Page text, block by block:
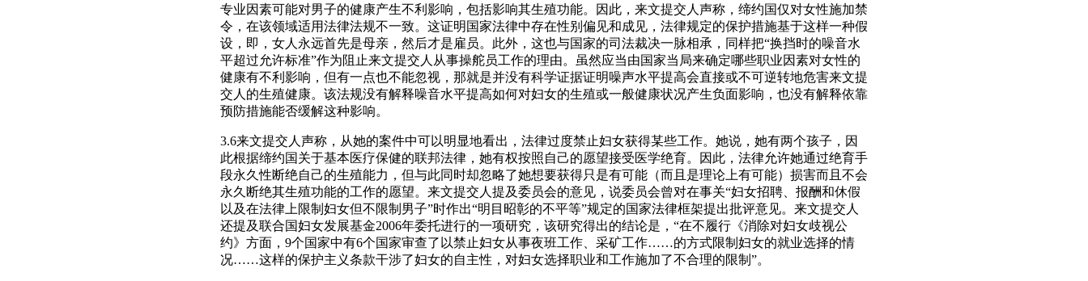
专业因素可能对男子的健康产生不利影响，包括影响其生殖功能。因此，来文提交人声称，缔约国仅对女性施加禁
令，在该领域适用法律法规不一致。这证明国家法律中存在性别偏见和成见，法律规定的保护措施基于这样一种假
设，即，女人永远首先是母亲，然后才是雇员。此外，这也与国家的司法裁决一脉相承，同样把“换挡时的噪音水
平超过允许标准”作为阻止来文提交人从事操舵员工作的理由。虽然应当由国家当局来确定哪些职业因素对女性的
健康有不利影响，但有一点也不能忽视，那就是并没有科学证据证明噪声水平提高会直接或不可逆转地危害来文提
交人的生殖健康。该法规没有解释噪音水平提高如何对妇女的生殖或一般健康状况产生负面影响，也没有解释依靠
预防措施能否缓解这种影响。
3.6来文提交人声称，从她的案件中可以明显地看出，法律过度禁止妇女获得某些工作。她说，她有两个孩子，因
此根据缔约国关于基本医疗保健的联邦法律，她有权按照自己的愿望接受医学绝育。因此，法律允许她通过绝育手
段永久性断绝自己的生殖能力，但与此同时却忽略了她想要获得只是有可能（而且是理论上有可能）损害而且不会
永久断绝其生殖功能的工作的愿望。来文提交人提及委员会的意见，说委员会曾对在事关“妇女招聘、报酬和休假
以及在法律上限制妇女但不限制男子”时作出“明目昭彰的不平等”规定的国家法律框架提出批评意见。来文提交人
还提及联合国妇女发展基金2006年委托进行的一项研究，该研究得出的结论是，“在不履行《消除对妇女歧视公
约》方面，9个国家中有6个国家审查了以禁止妇女从事夜班工作、采矿工作……的方式限制妇女的就业选择的情
况……这样的保护主义条款干涉了妇女的自主性，对妇女选择职业和工作施加了不合理的限制”。